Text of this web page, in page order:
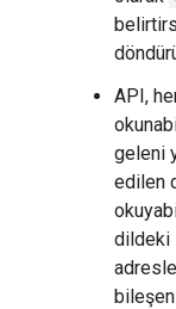
API,
geleni
edilen
dildeki